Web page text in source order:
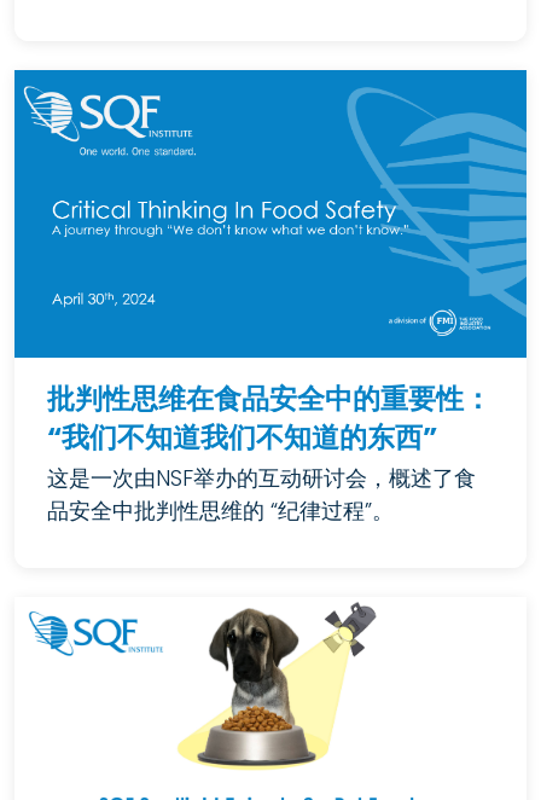
批判性思维在食品安全中的重要性：
“我们不知道我们不知道的东西”
这是一次由NSF举办的互动研讨会，概述了食
品安全中批判性思维的 “纪律过程”。